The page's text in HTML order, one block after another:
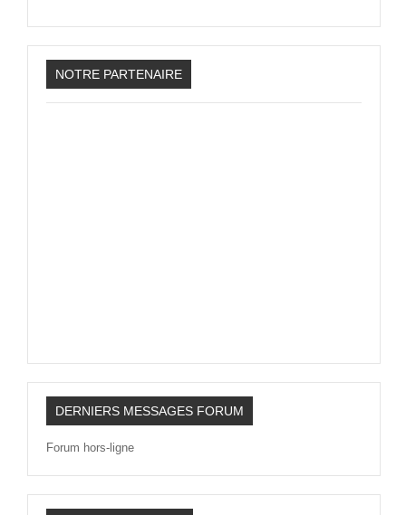
NOTRE PARTENAIRE
DERNIERS MESSAGES FORUM
Forum hors-ligne